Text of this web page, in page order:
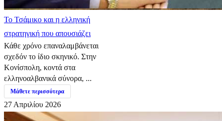
​Το Τσάμικο και η ελληνική
στρατηγική που απουσιάζει
Κάθε χρόνο επαναλαμβάνεται
σχεδόν το ίδιο σκηνικό. Στην
Κονίσπολη, κοντά στα
ελληνοαλβανικά σύνορα, ...
Μάθετε περισσότερα
27 Απριλίου 2026